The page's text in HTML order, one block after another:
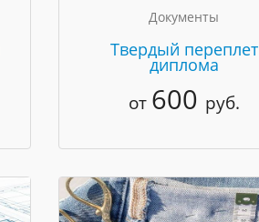
Документы
Твердый переплет
диплома
от 600 руб.